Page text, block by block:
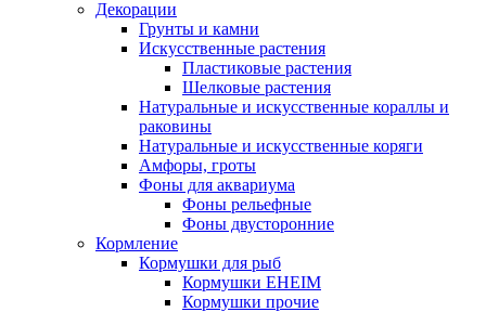
Декорации
Грунты и камни
Искусственные растения
Пластиковые растения
Шелковые растения
Натуральные и искусственные кораллы и
раковины
Натуральные и искусственные коряги
Амфоры, гроты
Фоны для аквариума
Фоны рельефные
Фоны двусторонние
Кормление
Кормушки для рыб
Кормушки EHEIM
Кормушки прочие